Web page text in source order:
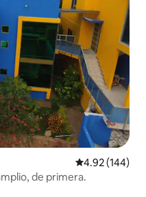
Calificación
4.92 (144)
de primera.